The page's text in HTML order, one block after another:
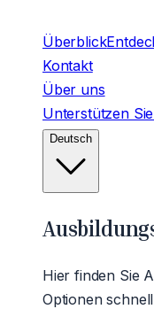
Überblick
Kontakt
Über uns
Unterstützen
Deutsch
Hier finden Sie
Optionen